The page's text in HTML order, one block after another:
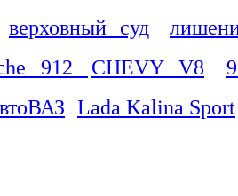
верховный суд
912 CHEVY V8
Lada Kalina Sport